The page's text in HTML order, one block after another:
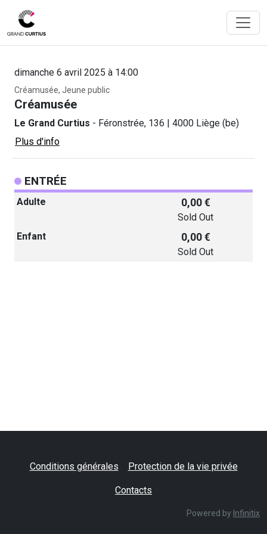
dimanche 6 avril 2025 à 14:00
Créamusée, Jeune public
Créamusée
Le Grand Curtius - Féronstrée, 136 | 4000 Liège (be)
Plus d'info
ENTRÉE
Adulte 0,00 €
Sold Out
Enfant
0,00 €
Sold Out
Conditions générales Protection de la vie privée
Contacts
Powered by Infinitix